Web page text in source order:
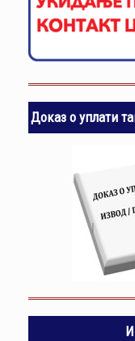
Доказ о уплати